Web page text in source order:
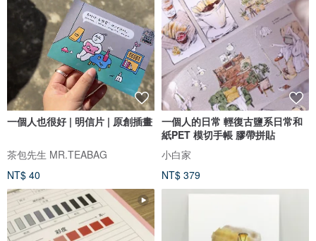
一個人也很好 | 明信片 | 原創插畫
茶包先生 MR.TEABAG
NT$ 40
一個人的日常 輕復古鹽系日常和
紙PET 模切手帳 膠帶拼貼
小白家
NT$ 379